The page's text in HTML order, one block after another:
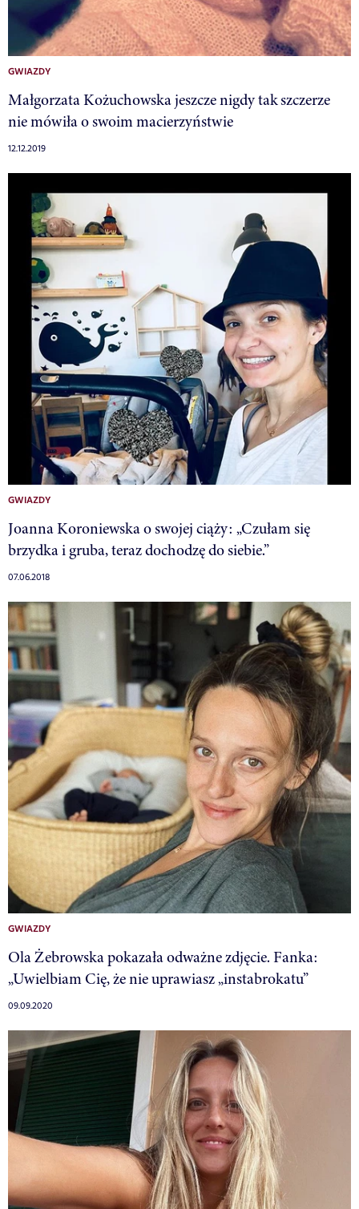
GWIAZDY
Małgorzata Kożuchowska jeszcze nigdy tak szczerze
nie mówiła o swoim macierzyństwie
12.12.2019
GWIAZDY
Joanna Koroniewska o swojej ciąży: „Czułam się
brzydka i gruba, teraz dochodzę do siebie.”
07.06.2018
GWIAZDY
Ola Żebrowska pokazała odważne zdjęcie. Fanka:
„Uwielbiam Cię, że nie uprawiasz „instabrokatu”
09.09.2020